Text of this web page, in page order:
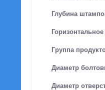
Глубина
Группа
Диаметр
Диаметр